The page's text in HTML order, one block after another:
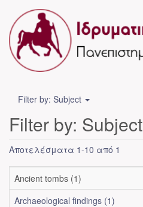
Filter by: Subject
Filter by: Subject
Αποτελέσματα 1-10 από 1
Ancient tombs (1)
Archaeological findings (1)